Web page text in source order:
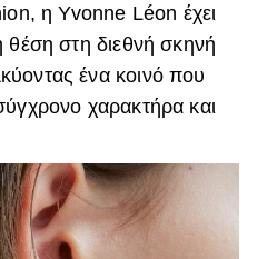
η Yvonne Léon έχει
θέση στη διεθνή σκηνή
ένα κοινό που
χαρακτήρα και